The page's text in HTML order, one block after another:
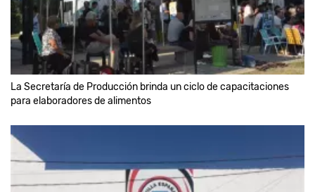
La Secretaría de Producción brinda un ciclo de capacitaciones
para elaboradores de alimentos